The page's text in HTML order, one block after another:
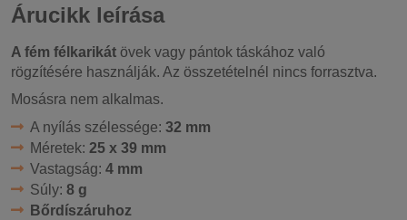
Árucikk leírása
A fém félkarikát övek vagy pántok táskához való
rögzítésére használják. Az összetételnél nincs forrasztva.
Mosásra nem alkalmas.
A nyílás szélessége: 32 mm
Méretek: 25 x 39 mm
Vastagság: 4 mm
Súly: 8 g
Bőrdíszáruhoz